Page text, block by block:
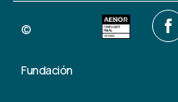
©
Fundación